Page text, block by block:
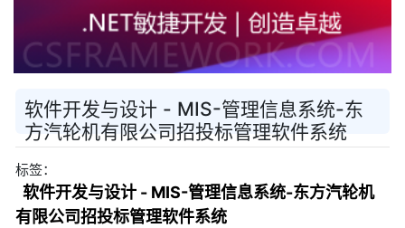
软件开发与设计 - MIS-管理信息系统-东
方汽轮机有限公司招投标管理软件系统
标签：
软件开发与设计 - MIS-管理信息系统-东方汽轮机
有限公司招投标管理软件系统